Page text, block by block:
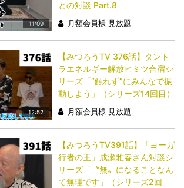
11:09
との対談 Part.8
月額会員様 見放題
12:52
【みつろうTV 376話】タント
ラエネルギー解放ヒミツ合宿シ
リーズ「“触れず”にみんなで振
動しよう」（シリーズ14回目）
月額会員様 見放題
【みつろうTV391話】「ヨーガ
行者の王」成瀬雅春さん対談シ
リーズ「〝無〟になることなん
て無理です」（シリーズ2回